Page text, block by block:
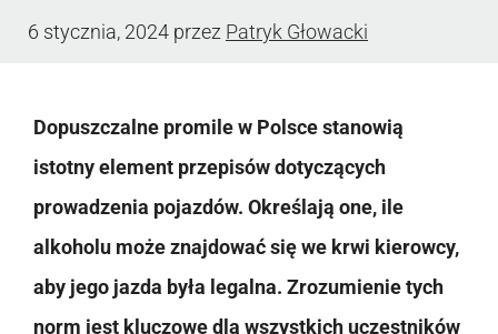
6 stycznia, 2024 przez Patryk Głowacki
Dopuszczalne promile w Polsce stanowią
istotny element przepisów dotyczących
prowadzenia pojazdów. Określają one, ile
alkoholu może znajdować się we krwi kierowcy,
aby jego jazda była legalna. Zrozumienie tych
norm jest kluczowe dla wszystkich uczestników